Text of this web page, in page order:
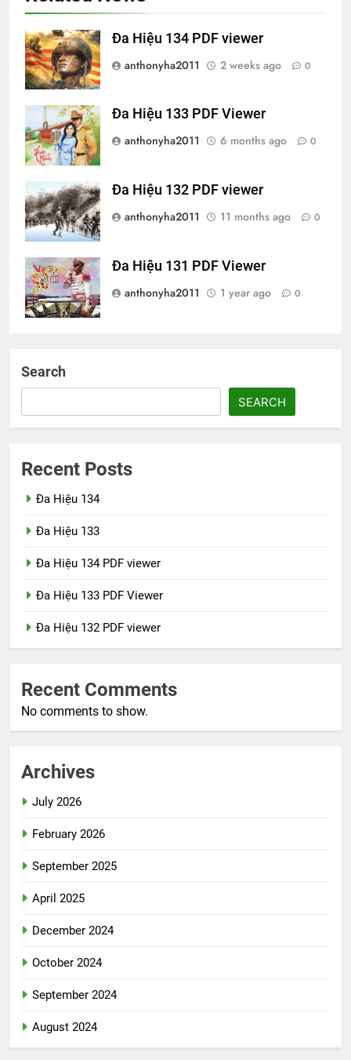
Đa Hiệu 134 PDF viewer
anthonyha2011
2 weeks ago 0
Đa Hiệu 133 PDF Viewer
anthonyha2011
6 months ago 0
Đa Hiệu 132 PDF viewer
anthonyha2011
11 months ago 0
Đa Hiệu 131 PDF Viewer
anthonyha2011
1 year ago 0
Search
SEARCH
Recent Posts
Đa Hiệu 134
Đa Hiệu 133
Đa Hiệu 134 PDF viewer
Đa Hiệu 133 PDF Viewer
Đa Hiệu 132 PDF viewer
Recent Comments
No comments to show.
Archives
July 2026
February 2026
September 2025
April 2025
December 2024
October 2024
September 2024
August 2024